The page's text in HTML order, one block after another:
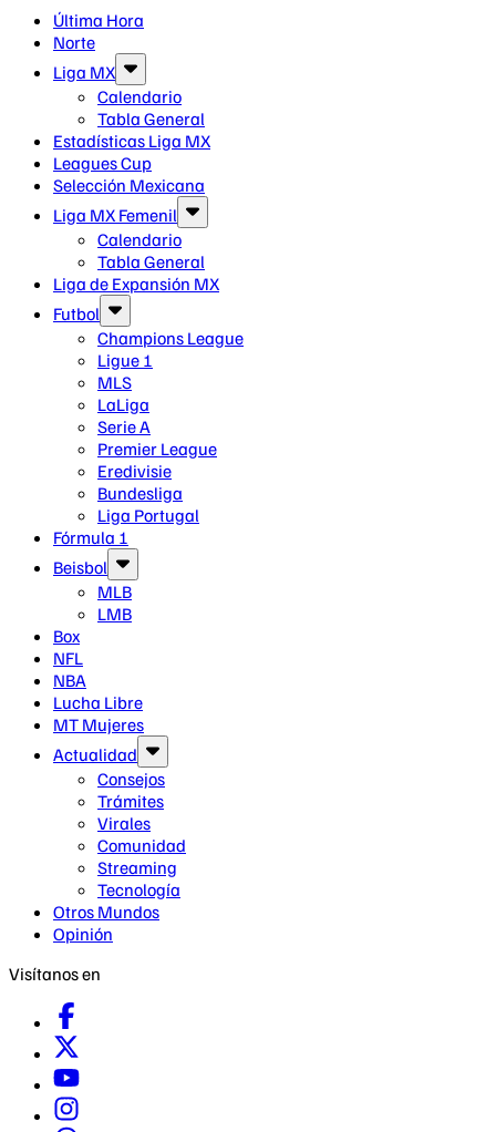
Última Hora
Norte
Liga MX
Calendario
Tabla General
Estadísticas Liga MX
Leagues Cup
Selección Mexicana
Liga MX Femenil
Calendario
Tabla General
Liga de Expansión MX
Futbol
Champions League
Ligue 1
MLS
LaLiga
Serie A
Premier League
Eredivisie
Bundesliga
Liga Portugal
Fórmula 1
Beisbol
MLB
LMB
Box
NFL
NBA
Lucha Libre
MT Mujeres
Actualidad
Consejos
Trámites
Virales
Comunidad
Streaming
Tecnología
Otros Mundos
Opinión
Visítanos en